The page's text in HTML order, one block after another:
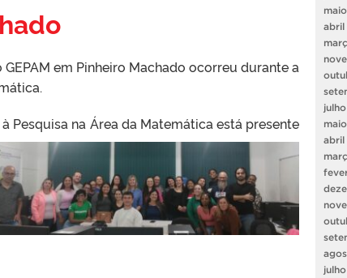
em Pinheiro Machado ocorreu durante a
Pesquisa na Área da Matemática está presente
abril
abril